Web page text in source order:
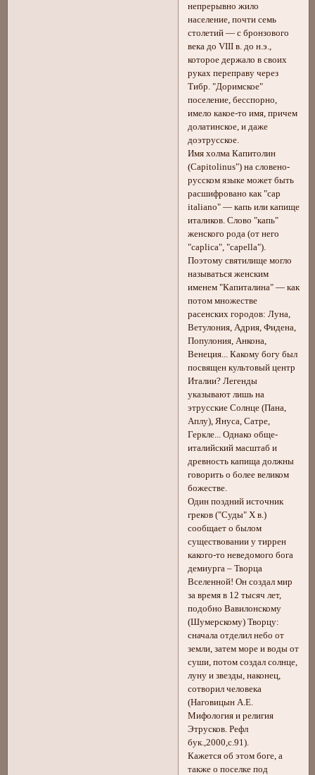
непрерывно жило
население, почти семь
столетий — с бронзового
века до VIII в. до н.э.,
которое держало в своих
руках переправу через
Тибр. "Доримское"
поселение, бесспорно,
имело какое-то имя, причем
долатинское, и даже
доэтрусское.
Имя холма Капитолин
(Capitolinus") на словено-
русском языке может быть
расшифровано как "cap
italiano" — капь или капище
италиков. Слово "капь"
женского рода (от него
"caplica", "capella").
Поэтому святилище могло
называться женским
именем "Капиталина" — как
потом множестве
расенских городов: Луна,
Ветулония, Адрия, Фидена,
Популония, Анкона,
Венеция... Какому богу был
посвящен культовый центр
Италии? Легенды
указывают лишь на
этрусские Солнце (Панa,
Аплу), Януса, Сатре,
Геркле... Однако обще-
италийский масштаб и
древность капища должны
говорить о более великом
божестве.
Один поздний источник
греков ("Суды" X в.)
сообщает о былом
существовании у тиррен
какого-то неведомого бога
демиурга – Творца
Вселенной! Он создал мир
за время в 12 тысяч лет,
подобно Вавилонскому
(Шумерскому) Творцу:
сначала отделил небо от
земли, затем море и воды от
суши, потом создал солнце,
луну и звезды, наконец,
сотворил человека
(Наговицын А.Е.
Мифология и религия
Этрусков. Рефл
бук.,2000,с.91).
Кажется об этом боге, а
также о поселке под